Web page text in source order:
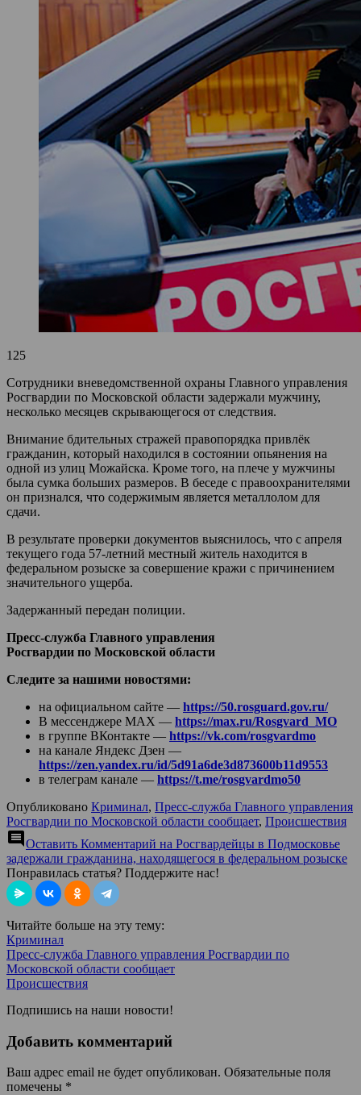
125
Сотрудники вневедомственной охраны Главного управления
Росгвардии по Московской области задержали мужчину,
несколько месяцев скрывающегося от следствия.
Внимание бдительных стражей правопорядка привлёк
гражданин, который находился в состоянии опьянения на
одной из улиц Можайска. Кроме того, на плече у мужчины
была сумка больших размеров. В беседе с правоохранителями
он признался, что содержимым является металлолом для
сдачи.
В результате проверки документов выяснилось, что с апреля
текущего года 57-летний местный житель находится в
федеральном розыске за совершение кражи с причинением
значительного ущерба.
Задержанный передан полиции.
Пресс-служба Главного управления
Росгвардии по Московской области
Следите за нашими новостями:
на официальном сайте — https://50.rosguard.gov.ru/
В мессенджере МАХ — https://max.ru/Rosgvard_MO
в группе ВКонтакте — https://vk.com/rosgvardmo
на канале Яндекс Дзен —
https://zen.yandex.ru/id/5d91a6de3d873600b11d9553
в телеграм канале — https://t.me/rosgvardmo50
Опубликовано Криминал, Пресс-служба Главного управления
Росгвардии по Московской области сообщает, Происшествия
comment Оставить Комментарий на Росгвардейцы в Подмосковье
задержали гражданина, находящегося в федеральном розыске
Понравилась статья? Поддержите нас!
Читайте больше на эту тему:
Криминал
Пресс-служба Главного управления Росгвардии по
Московской области сообщает
Происшествия
Подпишись на наши новости!
Добавить комментарий
Ваш адрес email не будет опубликован. Обязательные поля
помечены *